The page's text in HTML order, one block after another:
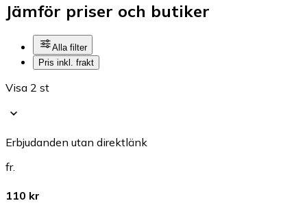
Jämför priser och butiker
Alla filter
Pris inkl. frakt
Visa 2 st
Erbjudanden utan direktlänk
fr.
110 kr